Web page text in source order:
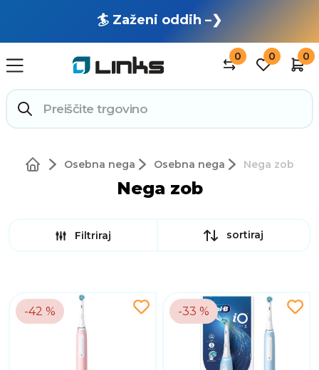
🏄 Zaženi oddih –❯
0 0 0
Osebna nega Osebna nega Nega zob
Nega zob
Filtriraj sortiraj
-42 % -33 %